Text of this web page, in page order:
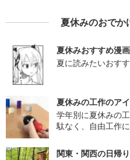
夏休みのおでか
夏休みおすすめ漫画
夏に読みたいおす
夏休みの工作のア
学年別に夏休みの
駄なく、自由工作
関東・関西の日帰